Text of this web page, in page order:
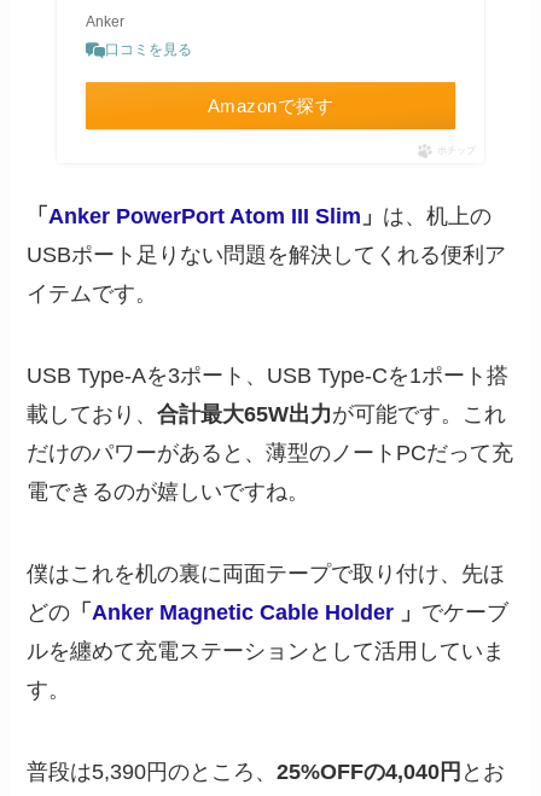
Anker
口コミを見る
Amazonで探す
ポチップ
「Anker PowerPort Atom III Slim 」 は、机上の
USBポート足りない問題を解決してくれる便利ア
イテムです。
USB Type-Aを3ポート、USB Type-Cを1ポート搭
載しており、合計最大65W出力が可能です。これ
だけのパワーがあると、薄型のノートPCだって充
電できるのが嬉しいですね。
僕はこれを机の裏に両面テープで取り付け、先ほ
どの 「 Anker Magnetic Cable Holder 」 でケーブ
ルを纏めて充電ステーションとして活用していま
す。
普段は5,390円のところ、25%OFFの4,040円 とお